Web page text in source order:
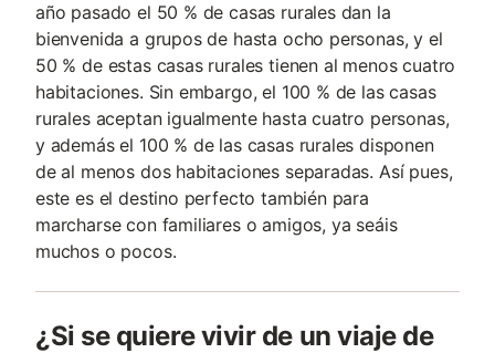
año pasado el 50 % de casas rurales dan la
bienvenida a grupos de hasta ocho personas, y el
50 % de estas casas rurales tienen al menos cuatro
habitaciones. Sin embargo, el 100 % de las casas
rurales aceptan igualmente hasta cuatro personas,
y además el 100 % de las casas rurales disponen
de al menos dos habitaciones separadas. Así pues,
este es el destino perfecto también para
marcharse con familiares o amigos, ya seáis
muchos o pocos.
¿Si se quiere vivir de un viaje de